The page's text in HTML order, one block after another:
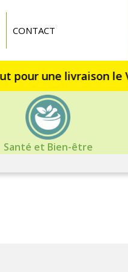
CONTACT
Santé et Bien-être